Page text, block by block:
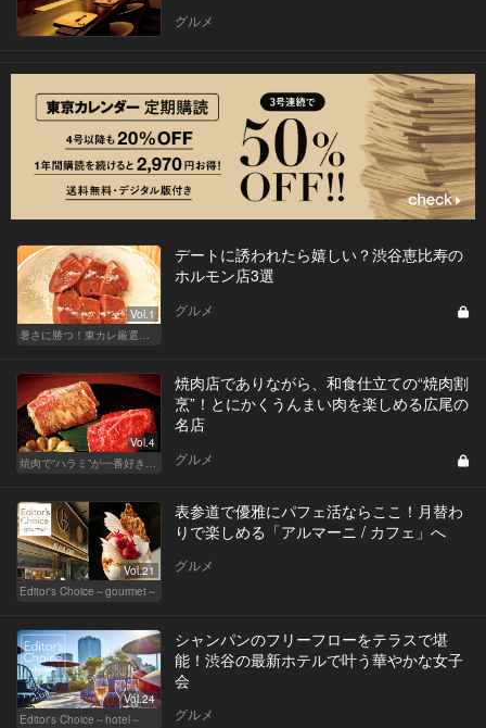
グルメ
Vol.1
暑さに勝つ！東カレ厳選ホルモン特集
デートに誘われたら嬉しい？渋谷恵比寿の
ホルモン店3選
グルメ
Vol.4
焼肉で“ハラミ”が一番好きならこの東京の名店へ
焼肉店でありながら、和食仕立ての“焼肉割
烹”！とにかくうんまい肉を楽しめる広尾の
名店
グルメ
Vol.21
Editor's Choice～gourmet～
表参道で優雅にパフェ活ならここ！月替わ
りで楽しめる「アルマーニ / カフェ」へ
グルメ
Vol.24
Editor's Choice～hotel～
シャンパンのフリーフローをテラスで堪
能！渋谷の最新ホテルで叶う華やかな女子
会
グルメ